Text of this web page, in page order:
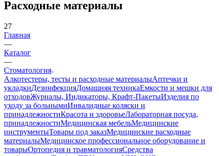
Расходные материалы
27
Главная
—
Каталог
—
Стоматология
Алкотестеры, тесты и расходные материалыАптечки и
укладкиДезинфекцияДомашняя техникаЕмкости и мешки для
отходовЖурналы, Индикаторы, Крафт-ПакетыИзделия по
уходу за больнымиИнвалидные коляски и
принадлежностиКрасота и здоровьеЛабораторная посуда,
принадлежностиМедицинская мебельМедицинские
инструментыТовары под заказМедицинские расходные
материалыМедицинское профессиональное оборудование и
товарыОртопедия и травматологияСредства